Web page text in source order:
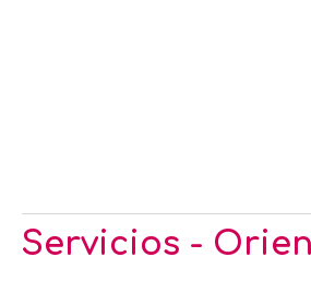
Servicios -